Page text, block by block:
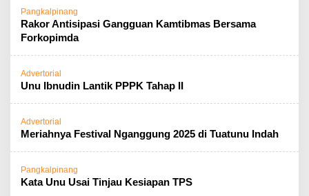
Pangkalpinang
Rakor Antisipasi Gangguan Kamtibmas Bersama
Forkopimda
Advertorial
Unu Ibnudin Lantik PPPK Tahap II
Advertorial
Meriahnya ‎Festival Nganggung 2025 di Tuatunu Indah
Pangkalpinang
Kata Unu Usai Tinjau Kesiapan TPS